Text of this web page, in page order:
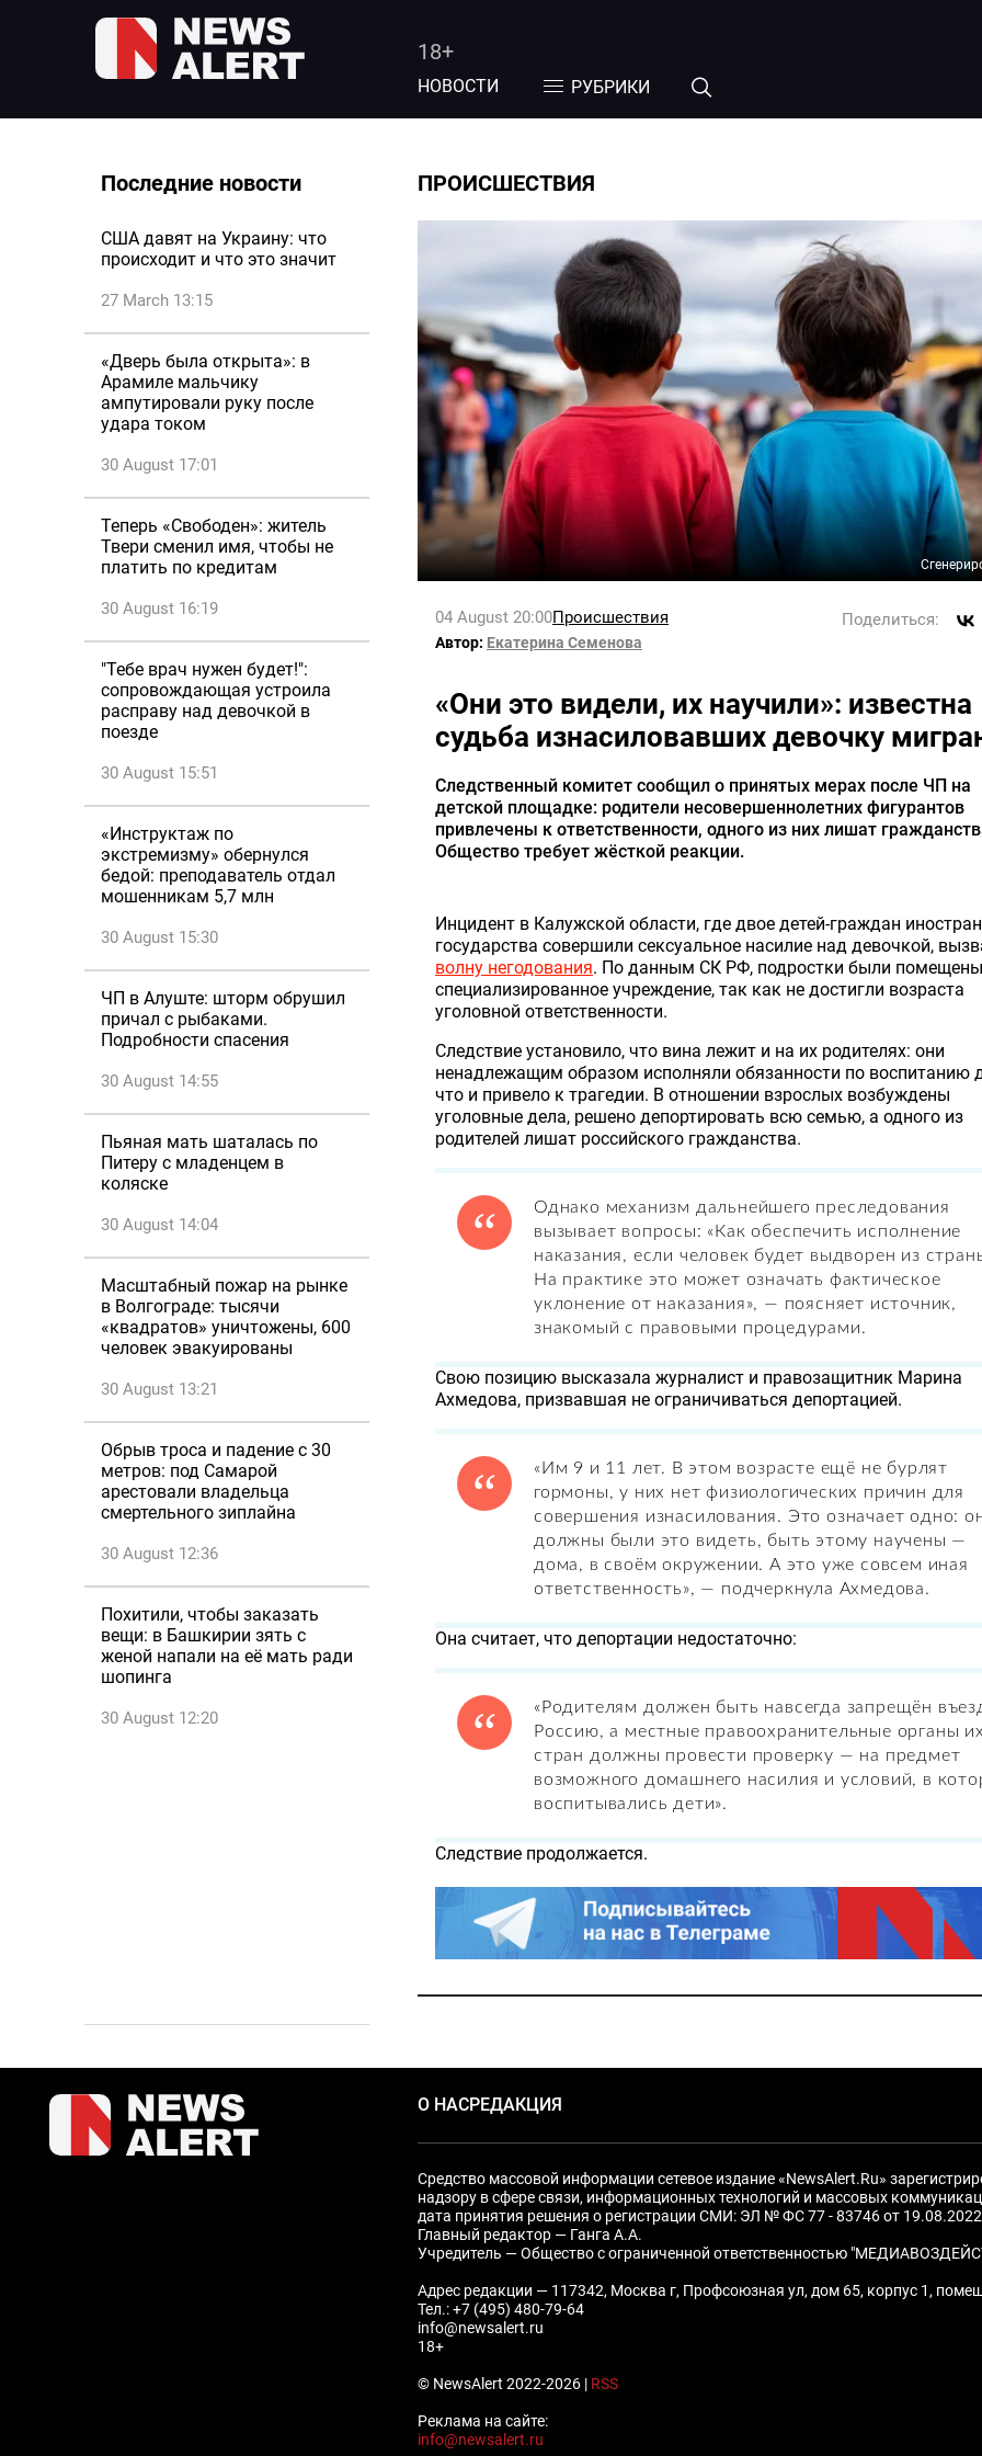
18+
НОВОСТИ РУБРИКИ
Последние новости
США давят на Украину: что
происходит и что это значит
27 March 13:15
«Дверь была открыта»: в
Арамиле мальчику
ампутировали руку после
удара током
30 August 17:01
Теперь «Свободен»: житель
Твери сменил имя, чтобы не
платить по кредитам
30 August 16:19
"Тебе врач нужен будет!":
сопровождающая устроила
расправу над девочкой в
поезде
30 August 15:51
«Инструктаж по
экстремизму» обернулся
бедой: преподаватель отдал
мошенникам 5,7 млн
30 August 15:30
ЧП в Алуште: шторм обрушил
причал с рыбаками.
Подробности спасения
30 August 14:55
Пьяная мать шаталась по
Питеру с младенцем в
коляске
30 August 14:04
Масштабный пожар на рынке
в Волгограде: тысячи
«квадратов» уничтожены, 600
человек эвакуированы
30 August 13:21
Обрыв троса и падение с 30
метров: под Самарой
арестовали владельца
смертельного зиплайна
30 August 12:36
Похитили, чтобы заказать
вещи: в Башкирии зять с
женой напали на её мать ради
шопинга
30 August 12:20
ПРОИСШЕСТВИЯ
04 August 20:00Происшествия Поделиться:
Автор: Екатерина Семенова
«Они это видели, их научили»: известна
судьба изнасиловавших девочку
Следственный комитет сообщил о принятых мерах после ЧП на
детской площадке: родители несовершеннолетних фигурантов
привлечены к ответственности, одного из них лишат
Общество требует жёсткой реакции.
Инцидент в Калужской области, где двое детей-граждан
государства совершили сексуальное насилие над девочкой,
волну негодования. По данным СК РФ, подростки были
специализированное учреждение, так как не достигли возраста
уголовной ответственности.
Следствие установило, что вина лежит и на их родителях: они
ненадлежащим образом исполняли обязанности по воспитанию
что и привело к трагедии. В отношении взрослых возбуждены
уголовные дела, решено депортировать всю семью, а одного из
родителей лишат российского гражданства.
Однако механизм дальнейшего преследования
вызывает вопросы: «Как обеспечить исполнение
наказания, если человек будет выдворен из
На практике это может означать фактическое
уклонение от наказания», — поясняет источник,
знакомый с правовыми процедурами.
Свою позицию высказала журналист и правозащитник Марина
Ахмедова, призвавшая не ограничиваться депортацией.
«Им 9 и 11 лет. В этом возрасте ещё не бурлят
гормоны, у них нет физиологических причин для
совершения изнасилования. Это означает одно:
должны были это видеть, быть этому научены —
дома, в своём окружении. А это уже совсем иная
ответственность», — подчеркнула Ахмедова.
Она считает, что депортации недостаточно:
«Родителям должен быть навсегда запрещён
Россию, а местные правоохранительные органы их
стран должны провести проверку — на предмет
возможного домашнего насилия и условий, в
воспитывались дети».
Следствие продолжается.
О НАСРЕДАКЦИЯ
Средство массовой информации сетевое издание «NewsAlert.Ru»
надзору в сфере связи, информационных технологий и массовых
дата принятия решения о регистрации СМИ: ЭЛ № ФС 77 - 83746 от 19.08.2022
Главный редактор — Ганга А.А.
Учредитель — Общество с ограниченной ответственностью
Адрес редакции — 117342, Москва г, Профсоюзная ул, дом 65, корпус 1,
Тел.: +7 (495) 480-79-64
info@newsalert.ru
18+
© NewsAlert 2022-2026 | RSS
Реклама на сайте:
info@newsalert.ru